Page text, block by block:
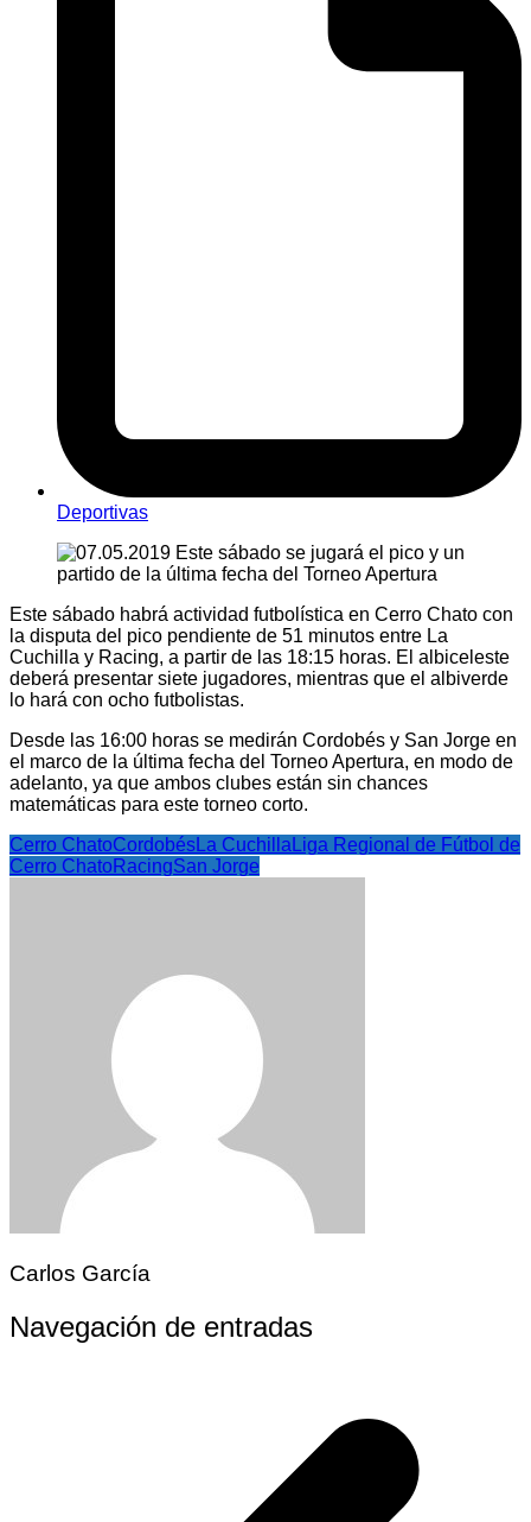
Deportivas
Este sábado habrá actividad futbolística en Cerro Chato con
la disputa del pico pendiente de 51 minutos entre La
Cuchilla y Racing, a partir de las 18:15 horas. El albiceleste
deberá presentar siete jugadores, mientras que el albiverde
lo hará con ocho futbolistas.
Desde las 16:00 horas se medirán Cordobés y San Jorge en
el marco de la última fecha del Torneo Apertura, en modo de
adelanto, ya que ambos clubes están sin chances
matemáticas para este torneo corto.
Cerro ChatoCordobésLa CuchillaLiga Regional de Fútbol de
Cerro ChatoRacingSan Jorge
Carlos García
Navegación de entradas